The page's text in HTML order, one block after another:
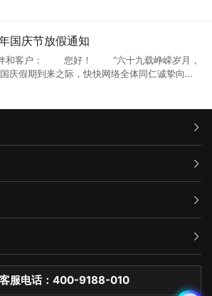
我司将安排工作人员24小时值班，不间断为
0592-3337733
国庆节放假通知
九载峥嵘岁月，
庆假期到来之际，快快网络全体同仁诚挚向广
大家节日快乐，欢度国庆佳节！ 根据
）正常上班； 快快网络在假期
； 3、服务电话：0592-
一直以来对快快网络的支持与信赖，谢谢！
看好自己的钱袋子很重要！ 厦门快快
客服电话：400-9188-010